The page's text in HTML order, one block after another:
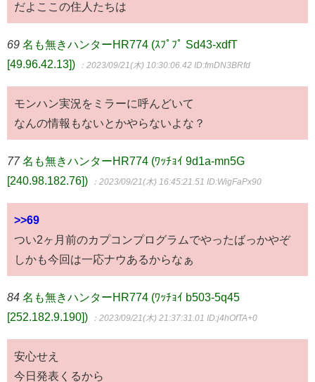
だよここの住人たちは
69 名も無きハンターHR774 (ｽﾌﾟﾌﾟ Sd43-xdfT
[49.96.42.13])
：2023/09/21(木) 10:30:06.42 ID:fmDN3BRfd
モンハン実況をミラーに呼んどいて
なんの情報もないとかやらないよな？
77 名も無きハンターHR774 (ﾜｯﾁｮｲ 9d1a-mn5G
[240.98.182.76])
：2023/09/21(木) 16:45:21.51 ID:WigFaPx90
>>69
つい2ヶ月前のカプコンプログラムでやったばっかやぞ
しかも今回は一応ナウあるからなぁ
84 名も無きハンターHR774 (ﾜｯﾁｮｲ b503-5q45
[252.182.9.190])
：2023/09/21(木) 21:37:31.01 ID:j4hOfTA+0
安心せえ
今日発表くるから